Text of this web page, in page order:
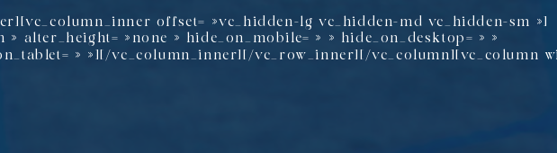
offset= »vc_hidden-lg vc_hidden-md vc_hidden-sm »]
» alter_height= »none » hide_on_mobile= » » hide_on_desktop= » »
» »][/vc_column_inner][/vc_row_inner][/vc_column][vc_column